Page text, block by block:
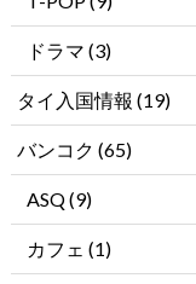
ドラマ (3)
タイ入国情報 (19)
バンコク (65)
ASQ(9)
カフェ (1)